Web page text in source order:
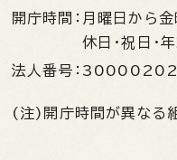
開庁時間： 月曜日から
休日・祝日・
法人番号：
(注)開庁時間が異なる